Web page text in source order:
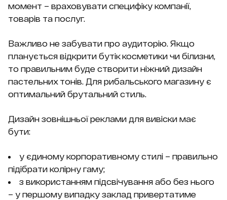
момент – враховувати специфіку компанії,
товарів та послуг.
Важливо не забувати про аудиторію. Якщо
планується відкрити бутік косметики чи білизни,
то правильним буде створити ніжний дизайн
пастельних тонів. Для рибальського магазину є
оптимальний брутальний стиль.
Дизайн зовнішньої реклами для вивіски має
бути:
у єдиному корпоративному стилі – правильно
підібрати колірну гаму;
з використанням підсвічування або без нього
– у першому випадку заклад привертатиме